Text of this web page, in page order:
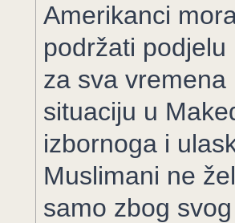
Amerikanci
podržati
za sva
situaciju u
izbornoga i
Muslimani ne
samo zbog